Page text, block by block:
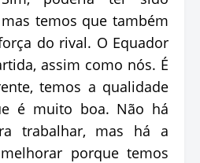
temos que também
do rival. O Equador
assim como nós. É
temos a qualidade
é muito boa. Não há
trabalhar, mas há a
porque temos